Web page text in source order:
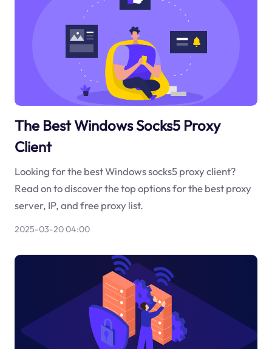
The Best Windows Socks5 Proxy
Client
Looking for the best Windows socks5 proxy client?
Read on to discover the top options for the best proxy
server, IP, and free proxy list.
2025-03-20 04:00